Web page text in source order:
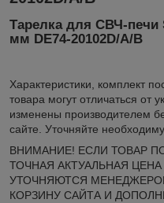
Тарелка для СВЧ-печи
мм DE74-20102D/A/B
Xарактеристики, комплект
товара могут отличаться от
изменены производителем
сайте. Уточняйте
ВНИМАНИЕ! ЕСЛИ ТОВАР
ТОЧНАЯ АКТУАЛЬНАЯ
УТОЧНЯЮТСЯ
КОРЗИНУ САЙТА И